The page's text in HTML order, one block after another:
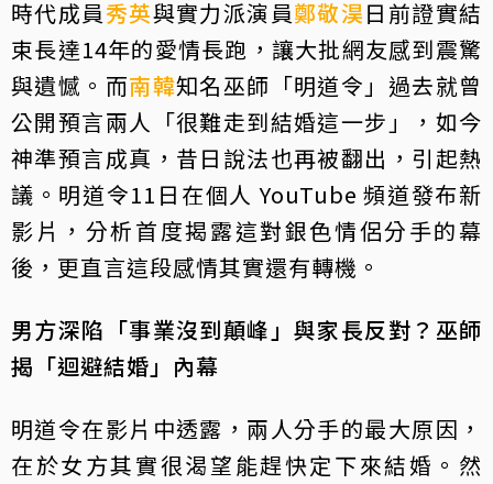
時代成員秀英與實力派演員鄭敬淏日前證實結
束長達14年的愛情長跑，讓大批網友感到震驚
與遺憾。而南韓知名巫師「明道令」過去就曾
公開預言兩人「很難走到結婚這一步」，如今
神準預言成真，昔日說法也再被翻出，引起熱
議。明道令11日在個人 YouTube 頻道發布新
影片，分析首度揭露這對銀色情侶分手的幕
後，更直言這段感情其實還有轉機。
男方深陷「事業沒到顛峰」與家長反對？巫師
揭「迴避結婚」內幕
明道令在影片中透露，兩人分手的最大原因，
在於女方其實很渴望能趕快定下來結婚。然